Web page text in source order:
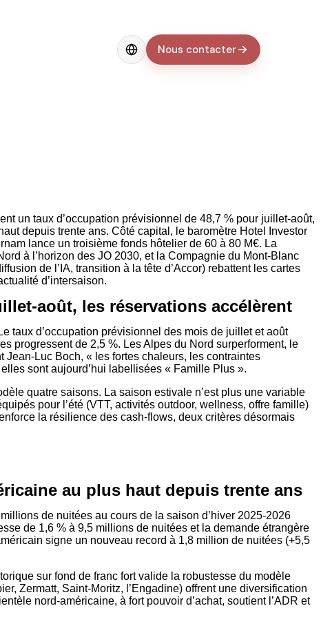
Change language
Nous contacter
un taux d’occupation prévisionnel de 48,7 % pour juillet-août,
depuis trente ans. Côté capital, le baromètre Hotel Investor
lance un troisième fonds hôtelier de 60 à 80 M€. La
à l’horizon des JO 2030, et la Compagnie du Mont-Blanc
de l’IA, transition à la tête d’Accor) rebattent les cartes
d’intersaison.
août, les réservations accélèrent
taux d’occupation prévisionnel des mois de juillet et août
progressent de 2,5 %. Les Alpes du Nord surperforment, le
Luc Boch, « les fortes chaleurs, les contraintes
sont aujourd’hui labellisées « Famille Plus ».
quatre saisons. La saison estivale n’est plus une variable
pour l’été (VTT, activités outdoor, wellness, offre famille)
la résilience des cash-flows, deux critères désormais
au plus haut depuis trente ans
de nuitées au cours de la saison d’hiver 2025-2026
de 1,6 % à 9,5 millions de nuitées et la demande étrangère
signe un nouveau record à 1,8 million de nuitées (+5,5
sur fond de franc fort valide la robustesse du modèle
Zermatt, Saint-Moritz, l’Engadine) offrent une diversification
nord-américaine, à fort pouvoir d’achat, soutient l’ADR et